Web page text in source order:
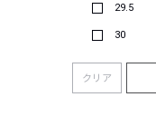
29.5
30
クリア